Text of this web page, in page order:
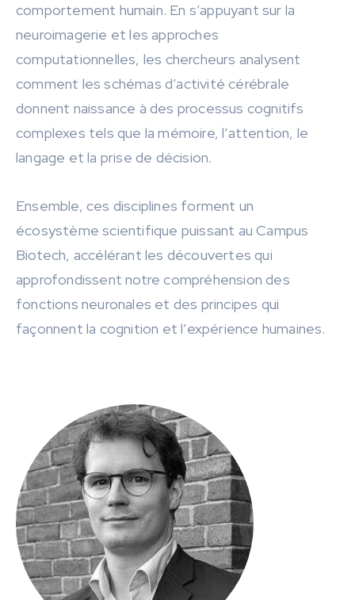
comportement humain. En s’appuyant sur la
neuroimagerie et les approches
computationnelles, les chercheurs analysent
comment les schémas d’activité cérébrale
donnent naissance à des processus cognitifs
complexes tels que la mémoire, l’attention, le
langage et la prise de décision.
Ensemble, ces disciplines forment un
écosystème scientifique puissant au Campus
Biotech, accélérant les découvertes qui
approfondissent notre compréhension des
fonctions neuronales et des principes qui
façonnent la cognition et l’expérience humaines.